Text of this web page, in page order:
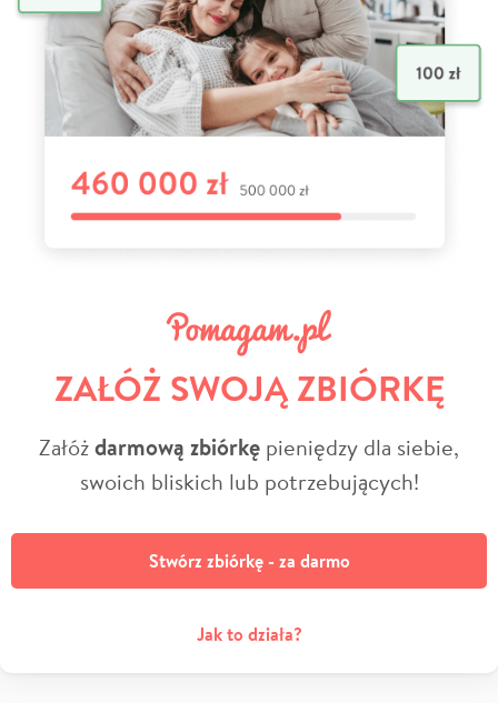
ZAŁÓŻ SWOJĄ ZBIÓRKĘ
Załóżdarmową zbiórkę pieniędzy dla siebie,
swoich bliskich lub potrzebujących!
Stwórz zbiórkę - za darmo
Jak to działa?